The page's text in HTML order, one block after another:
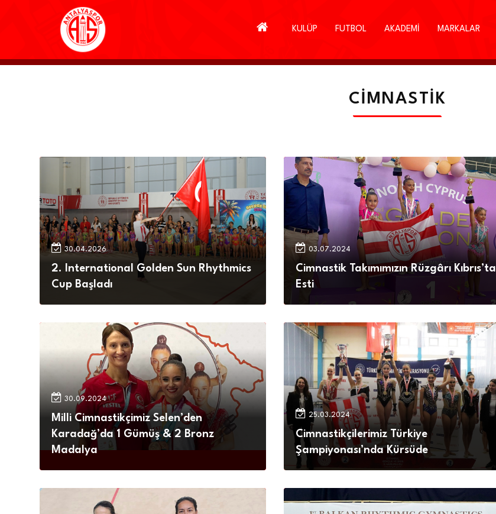
KULÜP FUTBOL AKADEMİ MARKALAR
CIMNASTIK
30.04.2026
2. International Golden Sun Rhythmics
Cup Başladı
03.07.2024
Cimnastik Takımımızın Rüzgârı Kıbrıs’ta
Esti
30.09.2024
Milli Cimnastikçimiz Selen’den
Karadağ’da 1 Gümüş & 2 Bronz
Madalya
25.03.2024
Cimnastikçilerimiz Türkiye
Şampiyonası’nda Kürsüde